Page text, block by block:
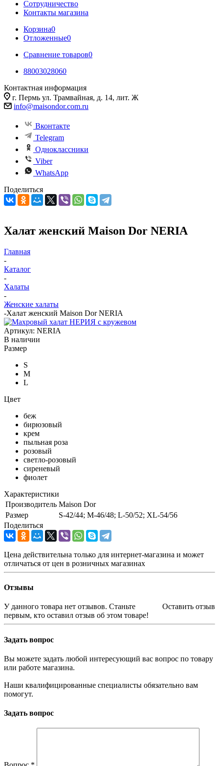
Сотрудничество
Контакты магазина
Корзина0
Отложенные0
Сравнение товаров0
88003028060
Контактная информация
г. Пермь ул. Трамвайная, д. 14, лит. Ж
info@maisondor.com.ru
Вконтакте
Telegram
Одноклассники
Viber
WhatsApp
Поделиться
Халат женский Maison Dor NERIA
Главная
-
Каталог
-
Халаты
-
Женские халаты
-Халат женский Maison Dor NERIA
Артикул: NERIA
В наличии
Размер
S
M
L
Цвет
беж
бирюзовый
крем
пыльная роза
розовый
светло-розовый
сиреневый
фиолет
Характеристики
Производитель Maison Dor
Размер
S-42/44; M-46/48; L-50/52; XL-54/56
Поделиться
Цена действительна только для интернет-магазина и может
отличаться от цен в розничных магазинах
Отзывы
Оставить отзыв
У данного товара нет отзывов. Станьте
первым, кто оставил отзыв об этом товаре!
Задать вопрос
Вы можете задать любой интересующий вас вопрос по товару
или работе магазина.
Наши квалифицированные специалисты обязательно вам
помогут.
Задать вопрос